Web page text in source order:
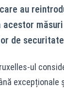
au
de
ul